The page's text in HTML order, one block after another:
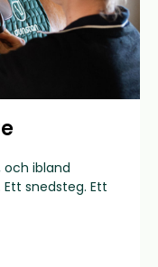
ibland
snedsteg. Ett